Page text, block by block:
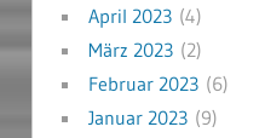
April 2023(4)
März 2023(2)
Februar 2023(6)
Januar 2023(9)